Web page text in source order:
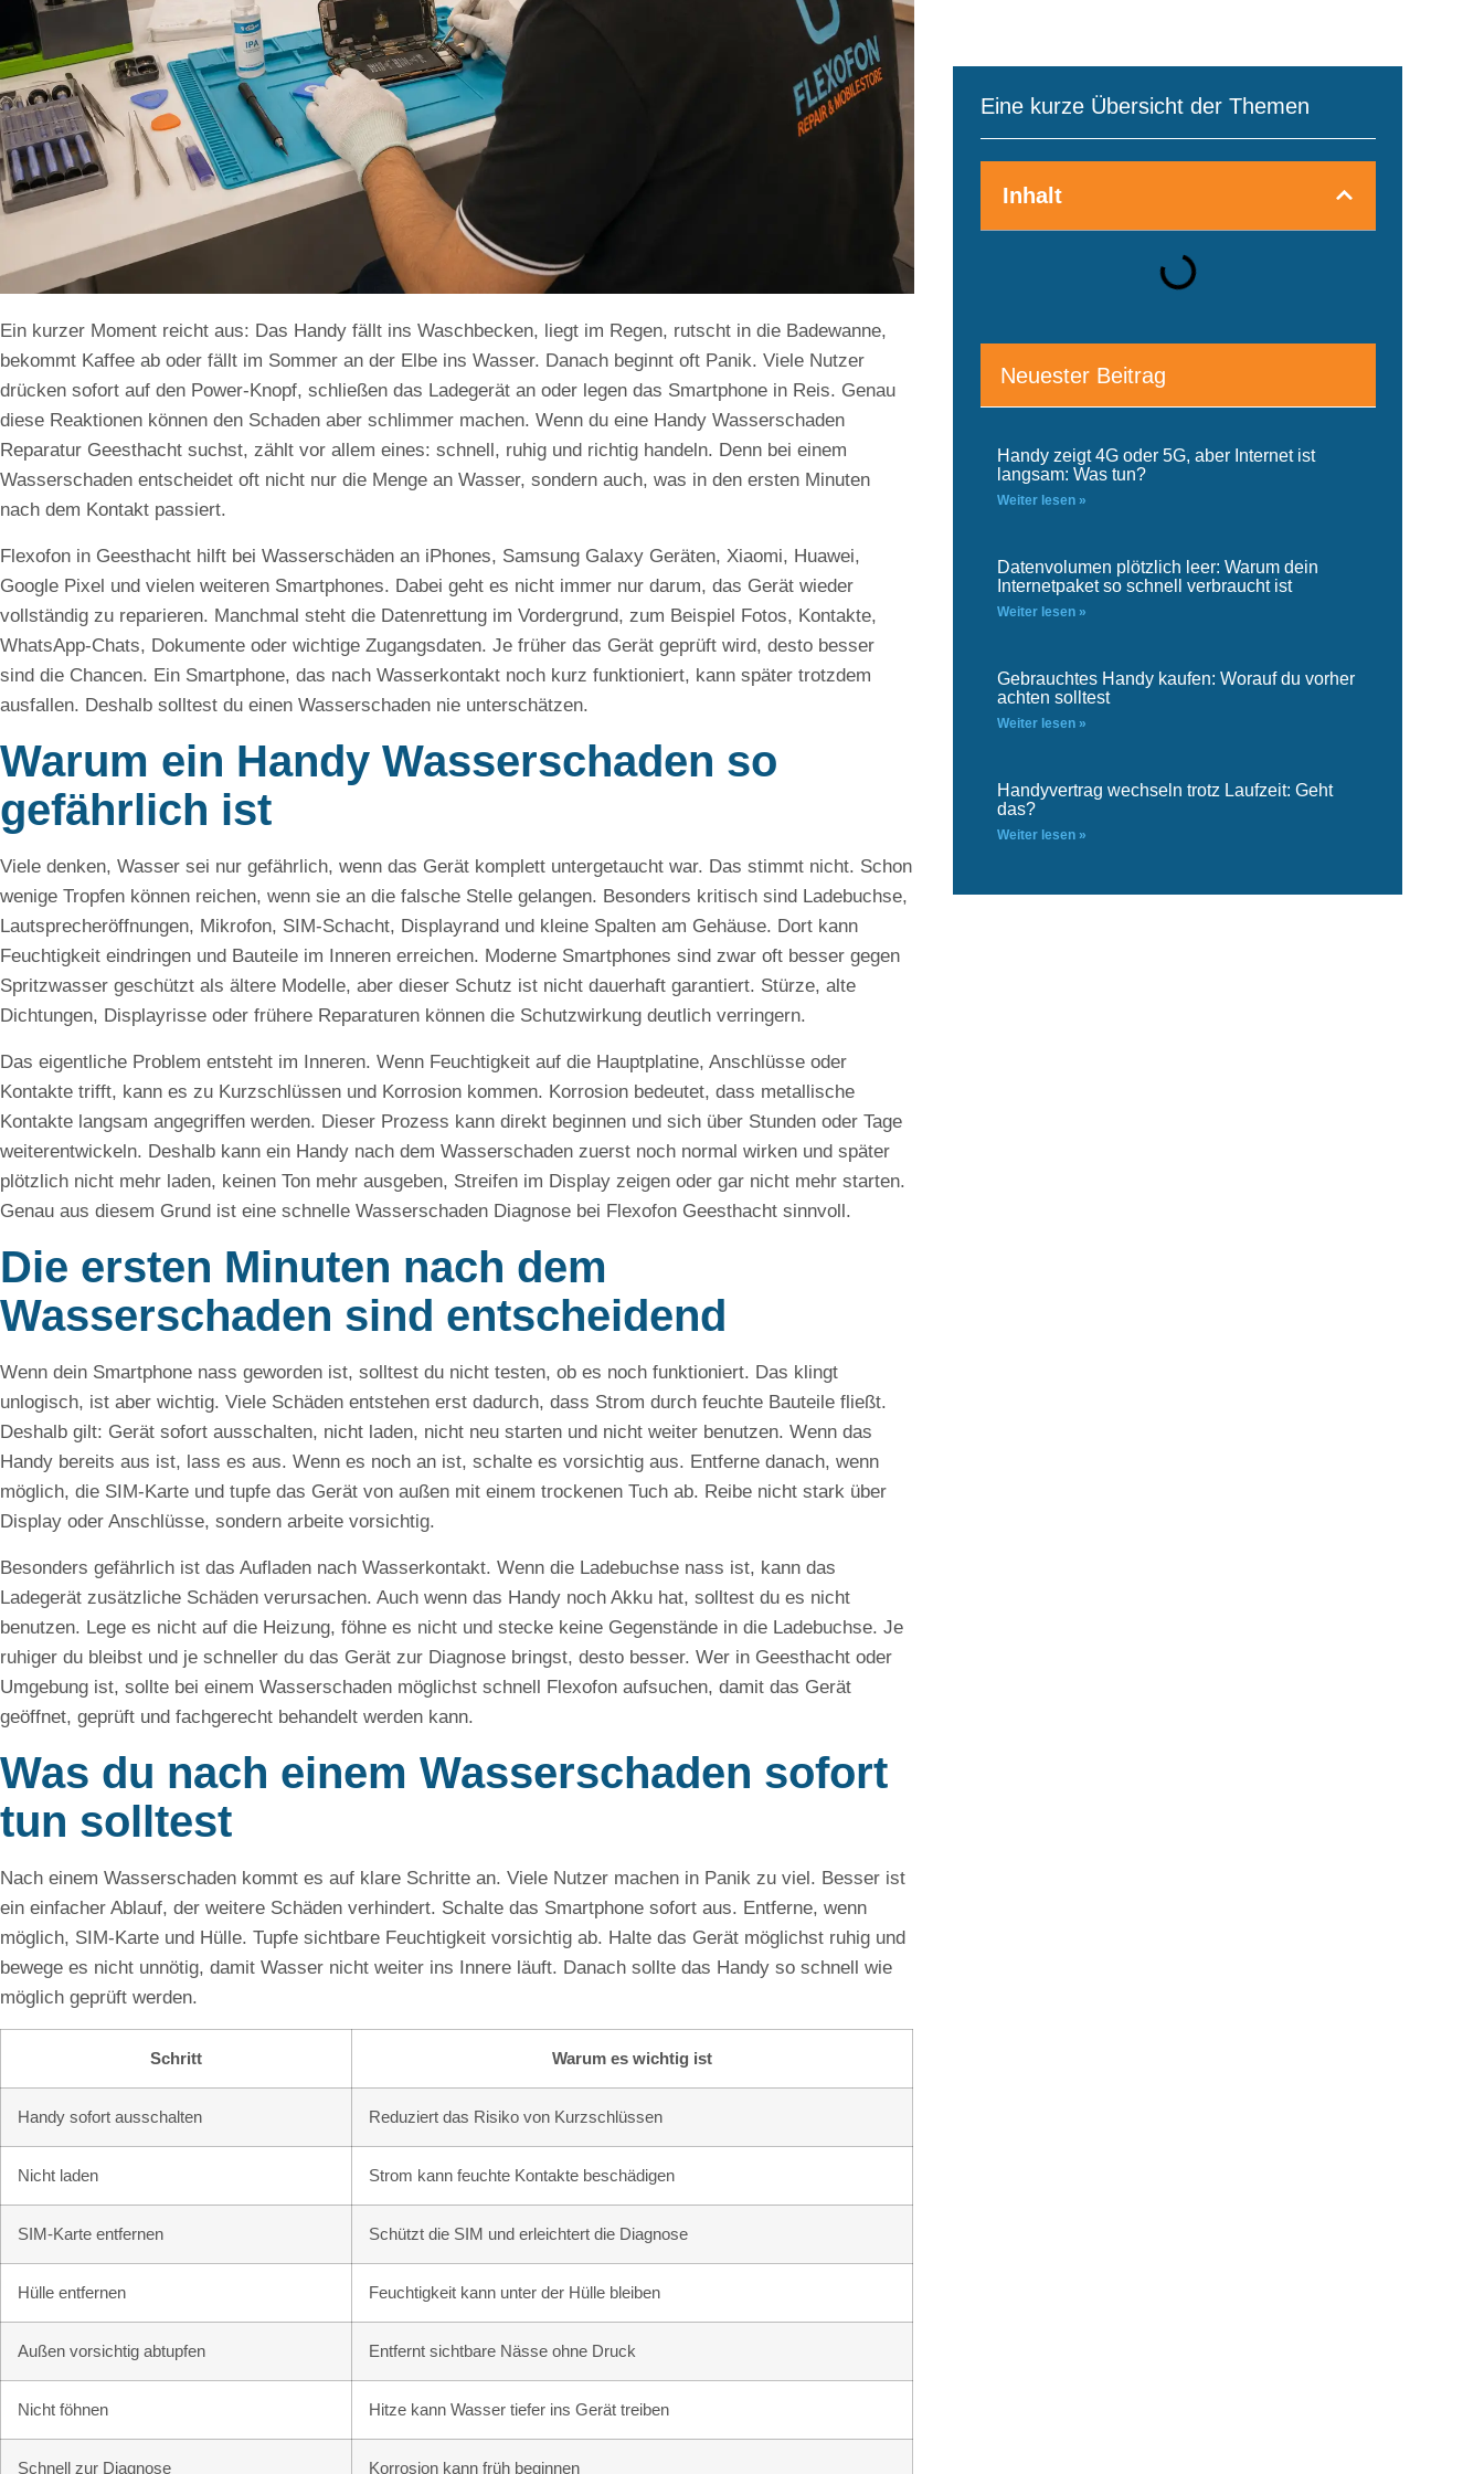
Ein kurzer Moment reicht aus: Das Handy fällt ins Waschbecken, liegt im Regen, rutscht in die Badewanne,
bekommt Kaffee ab oder fällt im Sommer an der Elbe ins Wasser. Danach beginnt oft Panik. Viele Nutzer
drücken sofort auf den Power-Knopf, schließen das Ladegerät an oder legen das Smartphone in Reis. Genau
diese Reaktionen können den Schaden aber schlimmer machen. Wenn du eine Handy Wasserschaden
Reparatur Geesthacht suchst, zählt vor allem eines: schnell, ruhig und richtig handeln. Denn bei einem
Wasserschaden entscheidet oft nicht nur die Menge an Wasser, sondern auch, was in den ersten Minuten
nach dem Kontakt passiert.
Flexofon in Geesthacht hilft bei Wasserschäden an iPhones, Samsung Galaxy Geräten, Xiaomi, Huawei,
Google Pixel und vielen weiteren Smartphones. Dabei geht es nicht immer nur darum, das Gerät wieder
vollständig zu reparieren. Manchmal steht die Datenrettung im Vordergrund, zum Beispiel Fotos, Kontakte,
WhatsApp-Chats, Dokumente oder wichtige Zugangsdaten. Je früher das Gerät geprüft wird, desto besser
sind die Chancen. Ein Smartphone, das nach Wasserkontakt noch kurz funktioniert, kann später trotzdem
ausfallen. Deshalb solltest du einen Wasserschaden nie unterschätzen.
Warum ein Handy Wasserschaden so
gefährlich ist
Viele denken, Wasser sei nur gefährlich, wenn das Gerät komplett untergetaucht war. Das stimmt nicht. Schon
wenige Tropfen können reichen, wenn sie an die falsche Stelle gelangen. Besonders kritisch sind Ladebuchse,
Lautsprecheröffnungen, Mikrofon, SIM-Schacht, Displayrand und kleine Spalten am Gehäuse. Dort kann
Feuchtigkeit eindringen und Bauteile im Inneren erreichen. Moderne Smartphones sind zwar oft besser gegen
Spritzwasser geschützt als ältere Modelle, aber dieser Schutz ist nicht dauerhaft garantiert. Stürze, alte
Dichtungen, Displayrisse oder frühere Reparaturen können die Schutzwirkung deutlich verringern.
Das eigentliche Problem entsteht im Inneren. Wenn Feuchtigkeit auf die Hauptplatine, Anschlüsse oder
Kontakte trifft, kann es zu Kurzschlüssen und Korrosion kommen. Korrosion bedeutet, dass metallische
Kontakte langsam angegriffen werden. Dieser Prozess kann direkt beginnen und sich über Stunden oder Tage
weiterentwickeln. Deshalb kann ein Handy nach dem Wasserschaden zuerst noch normal wirken und später
plötzlich nicht mehr laden, keinen Ton mehr ausgeben, Streifen im Display zeigen oder gar nicht mehr starten.
Genau aus diesem Grund ist eine schnelle Wasserschaden Diagnose bei Flexofon Geesthacht sinnvoll.
Die ersten Minuten nach dem
Wasserschaden sind entscheidend
Wenn dein Smartphone nass geworden ist, solltest du nicht testen, ob es noch funktioniert. Das klingt
unlogisch, ist aber wichtig. Viele Schäden entstehen erst dadurch, dass Strom durch feuchte Bauteile fließt.
Deshalb gilt: Gerät sofort ausschalten, nicht laden, nicht neu starten und nicht weiter benutzen. Wenn das
Handy bereits aus ist, lass es aus. Wenn es noch an ist, schalte es vorsichtig aus. Entferne danach, wenn
möglich, die SIM-Karte und tupfe das Gerät von außen mit einem trockenen Tuch ab. Reibe nicht stark über
Display oder Anschlüsse, sondern arbeite vorsichtig.
Besonders gefährlich ist das Aufladen nach Wasserkontakt. Wenn die Ladebuchse nass ist, kann das
Ladegerät zusätzliche Schäden verursachen. Auch wenn das Handy noch Akku hat, solltest du es nicht
benutzen. Lege es nicht auf die Heizung, föhne es nicht und stecke keine Gegenstände in die Ladebuchse. Je
ruhiger du bleibst und je schneller du das Gerät zur Diagnose bringst, desto besser. Wer in Geesthacht oder
Umgebung ist, sollte bei einem Wasserschaden möglichst schnell Flexofon aufsuchen, damit das Gerät
geöffnet, geprüft und fachgerecht behandelt werden kann.
Was du nach einem Wasserschaden sofort
tun solltest
Nach einem Wasserschaden kommt es auf klare Schritte an. Viele Nutzer machen in Panik zu viel. Besser ist
ein einfacher Ablauf, der weitere Schäden verhindert. Schalte das Smartphone sofort aus. Entferne, wenn
möglich, SIM-Karte und Hülle. Tupfe sichtbare Feuchtigkeit vorsichtig ab. Halte das Gerät möglichst ruhig und
bewege es nicht unnötig, damit Wasser nicht weiter ins Innere läuft. Danach sollte das Handy so schnell wie
möglich geprüft werden.
Schritt Warum es wichtig ist
Handy sofort ausschalten Reduziert das Risiko von Kurzschlüssen
Nicht laden Strom kann feuchte Kontakte beschädigen
SIM-Karte entfernen Schützt die SIM und erleichtert die Diagnose
Hülle entfernen Feuchtigkeit kann unter der Hülle bleiben
Außen vorsichtig abtupfen Entfernt sichtbare Nässe ohne Druck
Nicht föhnen Hitze kann Wasser tiefer ins Gerät treiben
Schnell zur Diagnose Korrosion kann früh beginnen
Eine kurze Übersicht der Themen
Inhalt
Neuester Beitrag
Handy zeigt 4G oder 5G, aber Internet ist
langsam: Was tun?
Weiter lesen »
Datenvolumen plötzlich leer: Warum dein
Internetpaket so schnell verbraucht ist
Weiter lesen »
Gebrauchtes Handy kaufen: Worauf du vorher
achten solltest
Weiter lesen »
Handyvertrag wechseln trotz Laufzeit: Geht
das?
Weiter lesen »